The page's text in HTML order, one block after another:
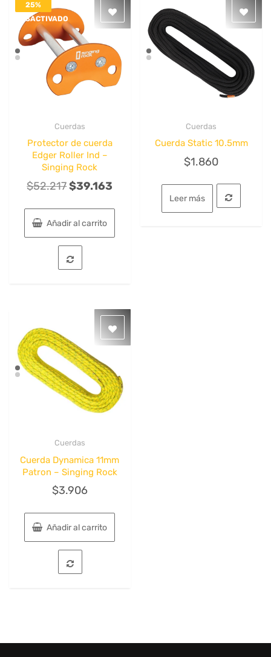
25%
DESACTIVADO
Cuerdas
Protector de cuerda
Edger Roller Ind –
Singing Rock
$52.217El
original
era:
$52.217.
$39.163
es:
Añadir al carrito
Cuerdas
Cuerda Static 10.5mm
$1.860
Leer más
Cuerdas
Cuerda Dynamica 11mm
Patron – Singing Rock
$3.906
Añadir al carrito